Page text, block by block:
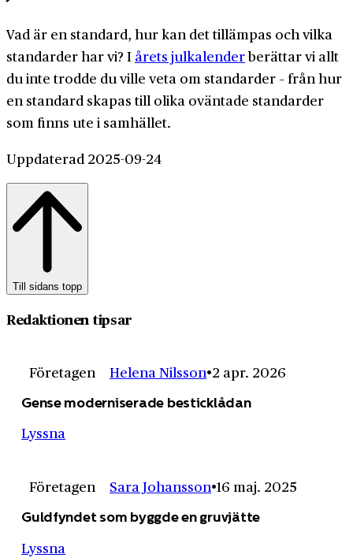
Vad är en standard, hur kan det tillämpas och vilka
standarder har vi? I årets julkalenderberättar vi allt
du inte trodde du ville veta om standarder – från hur
en standard skapas till olika oväntade standarder
som finns ute i samhället.
Uppdaterad 2025-09-24
Till sidans topp
Redaktionen tipsar
Företagen Helena Nilsson 2 apr. 2026
Gense moderniserade besticklådan
Lyssna
Företagen Sara Johansson 16 maj. 2025
Guldfyndet som byggde en gruvjätte
Lyssna